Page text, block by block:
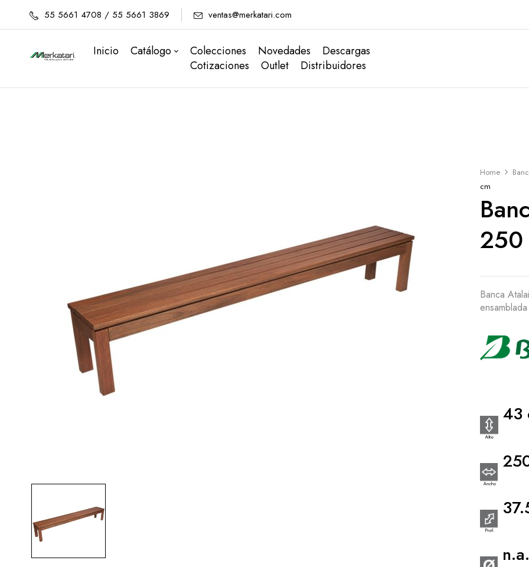
55 5661 4708 / 55 5661 3869 ventas@merkatari.com
Inicio Catálogo Colecciones Novedades
Descargas
Cotizaciones
Outlet Distribuidores
Home
cm
250
Banca
43